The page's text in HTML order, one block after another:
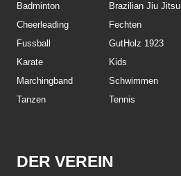
Badminton Brazilian Jiu Jitsu
Cheerleading
Fechten
Fussball
GutHolz 1923
Karate
Kids
Marchingband
Schwimmen
Tanzen
Tennis
DER VEREIN